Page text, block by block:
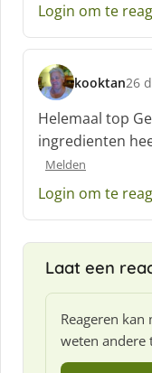
Login om te
kooktan
s
c
h
r
e
:
26
Helemaal top
ingredienten
Melden
Login om te
Laat een
Reageren
weten andere